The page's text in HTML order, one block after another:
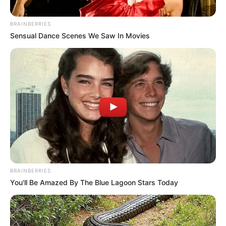
PRECIO DE LA GASOLINA
Tenemos todas las noticias que le
interesan. Para estar bien informado, por
favor, active las notificaciones de Alerta.
ACTIVAR AHORA
TEMAS DESTACADOS
RECIBO DEL AGUA
LOCALIDAD DE USAQUÉN
CUNDINAMARCA
DESAPARECIDOS
CORTES DE LUZ
LOCALIDAD DE ENGATIVÁ
BRAINBERRIES
Sensual Dance Scenes We Saw In Movies
BRAINBERRIES
You'll Be Amazed By The Blue Lagoon Stars Today